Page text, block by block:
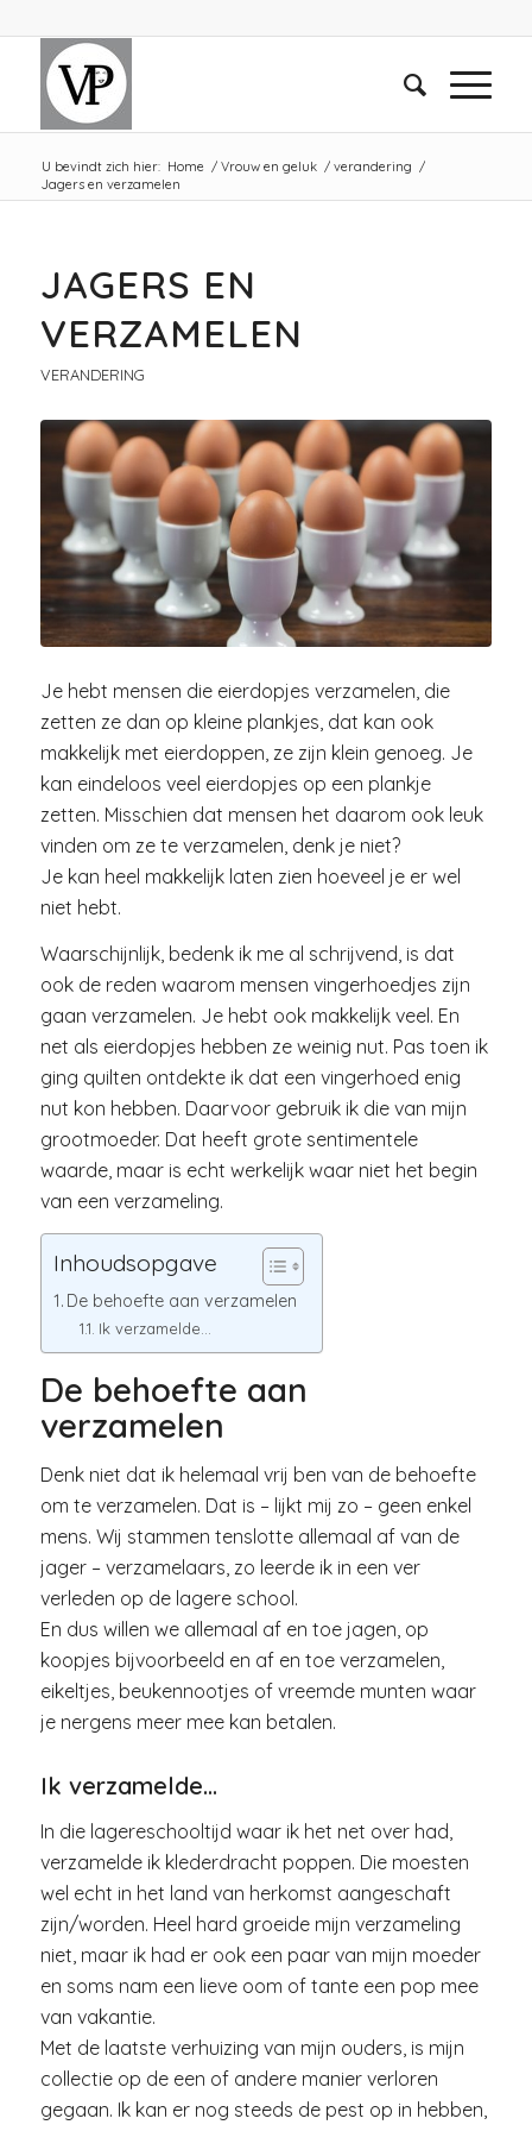
U bevindt zich hier: Home / Vrouw en geluk / verandering /
Jagers en verzamelen
JAGERS EN
VERZAMELEN
VERANDERING
Je hebt mensen die eierdopjes verzamelen, die
zetten ze dan op kleine plankjes, dat kan ook
makkelijk met eierdoppen, ze zijn klein genoeg. Je
kan eindeloos veel eierdopjes op een plankje
zetten. Misschien dat mensen het daarom ook leuk
vinden om ze te verzamelen, denk je niet?
Je kan heel makkelijk laten zien hoeveel je er wel
niet hebt.
Waarschijnlijk, bedenk ik me al schrijvend, is dat
ook de reden waarom mensen vingerhoedjes zijn
gaan verzamelen. Je hebt ook makkelijk veel. En
net als eierdopjes hebben ze weinig nut. Pas toen ik
ging quilten ontdekte ik dat een vingerhoed enig
nut kon hebben. Daarvoor gebruik ik die van mijn
grootmoeder. Dat heeft grote sentimentele
waarde, maar is echt werkelijk waar niet het begin
van een verzameling.
Inhoudsopgave
De behoefte aan verzamelen
Ik verzamelde…
De behoefte aan
verzamelen
Denk niet dat ik helemaal vrij ben van de behoefte
om te verzamelen. Dat is – lijkt mij zo – geen enkel
mens. Wij stammen tenslotte allemaal af van de
jager – verzamelaars, zo leerde ik in een ver
verleden op de lagere school.
En dus willen we allemaal af en toe jagen, op
koopjes bijvoorbeeld en af en toe verzamelen,
eikeltjes, beukennootjes of vreemde munten waar
je nergens meer mee kan betalen.
Ik verzamelde…
In die lagereschooltijd waar ik het net over had,
verzamelde ik klederdracht poppen. Die moesten
wel echt in het land van herkomst aangeschaft
zijn/worden. Heel hard groeide mijn verzameling
niet, maar ik had er ook een paar van mijn moeder
en soms nam een lieve oom of tante een pop mee
van vakantie.
Met de laatste verhuizing van mijn ouders, is mijn
collectie op de een of andere manier verloren
gegaan. Ik kan er nog steeds de pest op in hebben,